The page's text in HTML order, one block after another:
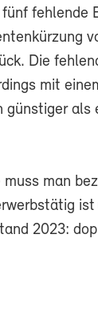
fehlende
Die
mit
als
man
2023: